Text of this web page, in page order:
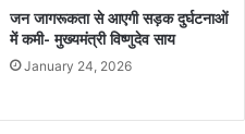
जन जागरूकता से आएगी सड़क दुर्घटनाओं
में कमी- मुख्यमंत्री विष्णुदेव साय
January 24, 2026